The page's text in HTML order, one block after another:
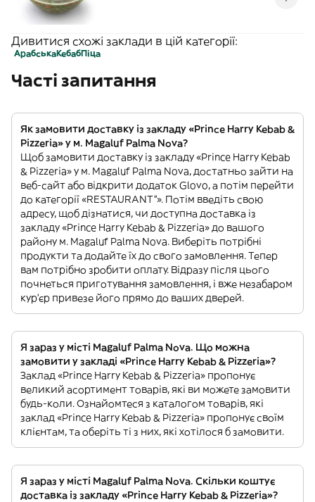
Дивитися схожі заклади в цій категорії:
АрабськаКебабПіца
Часті запитання
Як замовити доставку із закладу «Prince Harry Kebab &
Pizzeria» у м. Magaluf Palma Nova?
Щоб замовити доставку із закладу «Prince Harry Kebab
& Pizzeria» у м. Magaluf Palma Nova, достатньо зайти на
веб-сайт або відкрити додаток Glovo, а потім перейти
до категорії «RESTAURANT”». Потім введіть свою
адресу, щоб дізнатися, чи доступна доставка із
закладу «Prince Harry Kebab & Pizzeria» до вашого
району м. Magaluf Palma Nova. Виберіть потрібні
продукти та додайте їх до свого замовлення. Тепер
вам потрібно зробити оплату. Відразу після цього
почнеться приготування замовлення, і вже незабаром
кур'єр привезе його прямо до ваших дверей.
Я зараз у місті Magaluf Palma Nova. Що можна
замовити у закладі «Prince Harry Kebab & Pizzeria»?
Заклад «Prince Harry Kebab & Pizzeria» пропонує
великий асортимент товарів, які ви можете замовити
будь-коли. Ознайомтеся з каталогом товарів, які
заклад «Prince Harry Kebab & Pizzeria» пропонує своїм
клієнтам, та оберіть ті з них, які хотілося б замовити.
Я зараз у місті Magaluf Palma Nova. Скільки коштує
доставка із закладу «Prince Harry Kebab & Pizzeria»?